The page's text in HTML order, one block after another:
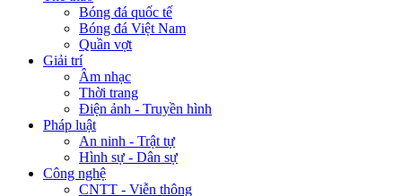
Bóng đá quốc tế
Bóng đá Việt Nam
Quần vợt
Giải trí
Âm nhạc
Thời trang
Điện ảnh - Truyền hình
Pháp luật
An ninh - Trật tự
Hình sự - Dân sự
Công nghệ
CNTT - Viễn thông